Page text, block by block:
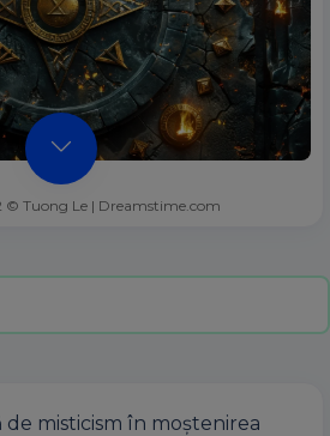
© Tuong Le | Dreamstime.com
de misticism în moștenirea